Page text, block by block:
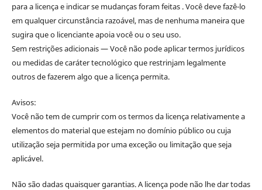
para a licença e indicar se mudanças foram feitas . Você deve fazê-lo
em qualquer circunstância razoável, mas de nenhuma maneira que
sugira que o licenciante apoia você ou o seu uso.
Sem restrições adicionais — Você não pode aplicar termos jurídicos
ou medidas de caráter tecnológico que restrinjam legalmente
outros de fazerem algo que a licença permita.
Avisos:
Você não tem de cumprir com os termos da licença relativamente a
elementos do material que estejam no domínio público ou cuja
utilização seja permitida por uma exceção ou limitação que seja
aplicável.
Não são dadas quaisquer garantias. A licença pode não lhe dar todas